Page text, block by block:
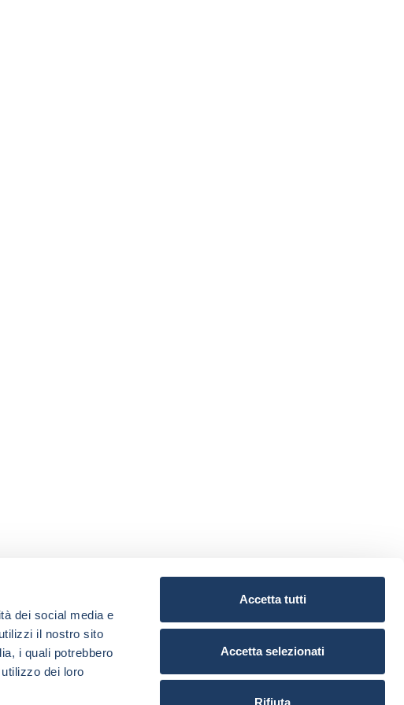
dei social media e
il nostro sito
i quali potrebbero
dei loro
Accetta tutti
Accetta selezionati
Rifiuta